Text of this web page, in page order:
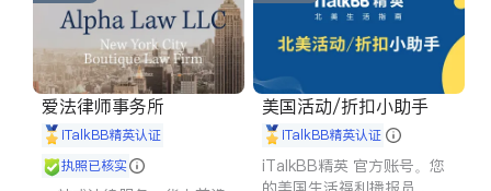
爱法律师事务所
iTalkBB精英认证
执照已核实
美国活动/折扣小助手
iTalkBB精英认证
iTalkBB精英 官方账号。您